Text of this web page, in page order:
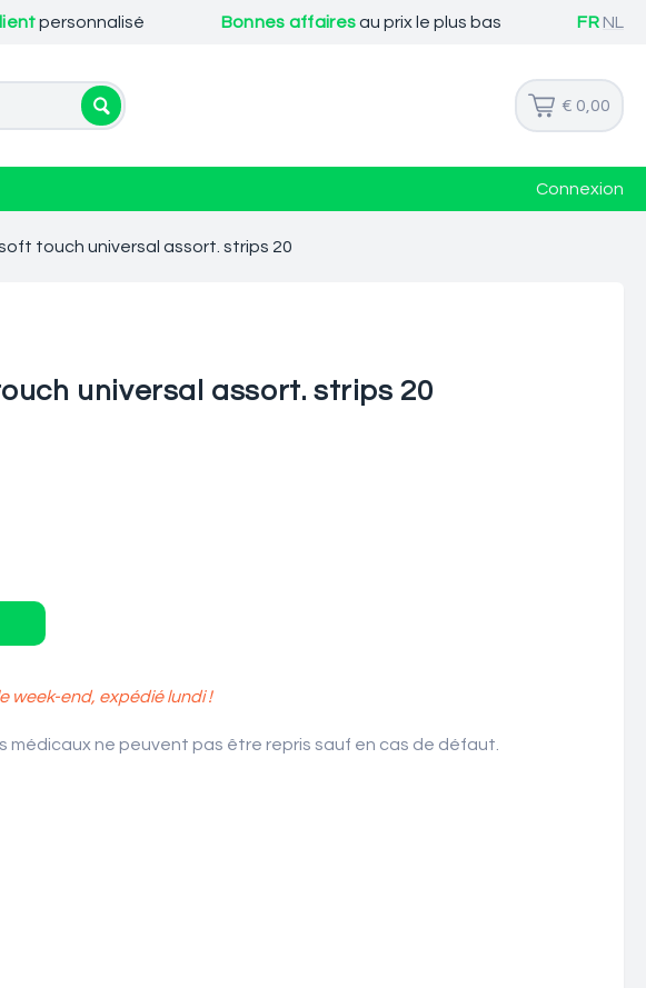
personnalisé Bonnes affairesau prix le plus bas FR NL
€ 0,00
Connexion
touch universal assort. strips 20
universal assort. strips 20
week-end, expédié lundi !
ne peuvent pas être repris sauf en cas de défaut.